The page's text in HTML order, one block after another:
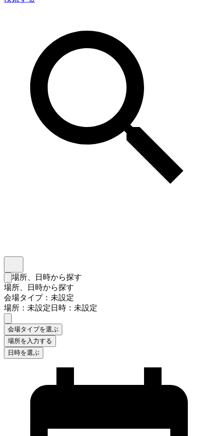
検索フォームを閉じる
場所、日時から探す
場所、日時から探す
会場タイプ：未設定
場所：未設定日時：未設定
会場タイプを選ぶ
場所を入力する
日時を選ぶ